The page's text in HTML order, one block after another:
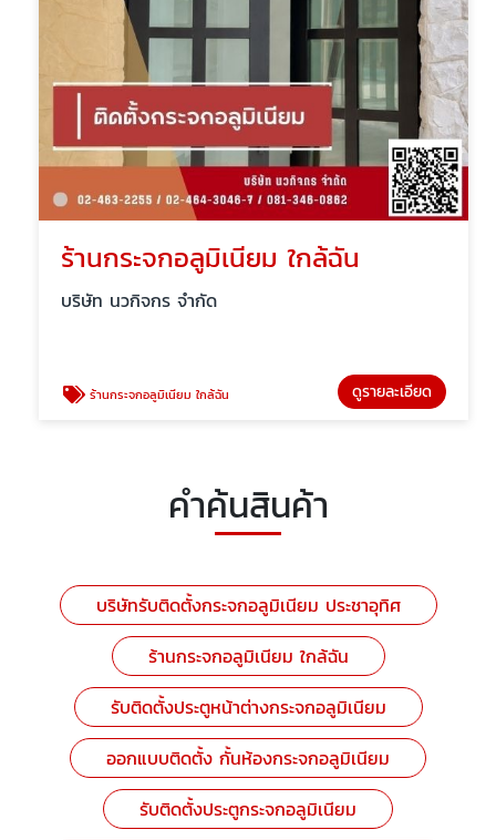
ร้านกระจกอลูมิเนียม ใกล้ฉัน
บริษัท นวกิจกร จำกัด
ร้านกระจกอลูมิเนียม ใกล้ฉัน ดูรายละเอียด
คำค้นสินค้า
บริษัทรับติดตั้งกระจกอลูมิเนียม ประชาอุทิศ
ร้านกระจกอลูมิเนียม ใกล้ฉัน
รับติดตั้งประตูหน้าต่างกระจกอลูมิเนียม
ออกแบบติดตั้ง กั้นห้องกระจกอลูมิเนียม
รับติดตั้งประตูกระจกอลูมิเนียม